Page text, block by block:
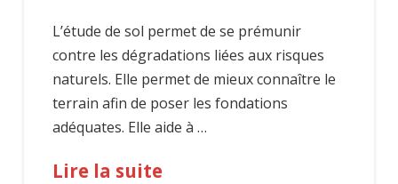
L’étude de sol permet de se prémunir
contre les dégradations liées aux risques
naturels. Elle permet de mieux connaître le
terrain afin de poser les fondations
adéquates. Elle aide à …
Lire la suite